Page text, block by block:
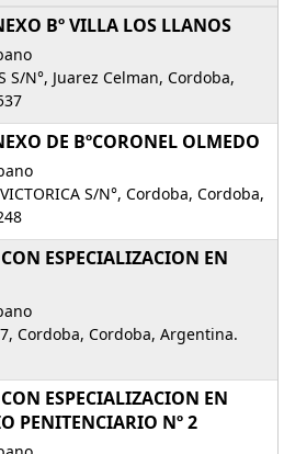
Bº VILLA LOS LLANOS
S/N°, Juarez Celman, Cordoba,
DE BºCORONEL OLMEDO
S/N°, Cordoba, Cordoba,
ESPECIALIZACION EN
Cordoba, Cordoba, Argentina.
ESPECIALIZACION EN
PENITENCIARIO Nº 2